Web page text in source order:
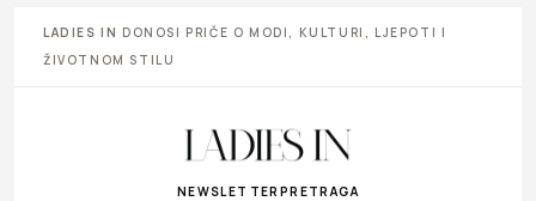
LADIES IN DONOSI PRIČE O MODI, KULTURI, LJEPOTI I
ŽIVOTNOM STILU
NEWSLETTER PRETRAGA